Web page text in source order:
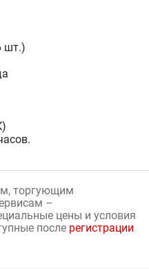
шт.)
торгующим
–
цены и условия
после регистрации